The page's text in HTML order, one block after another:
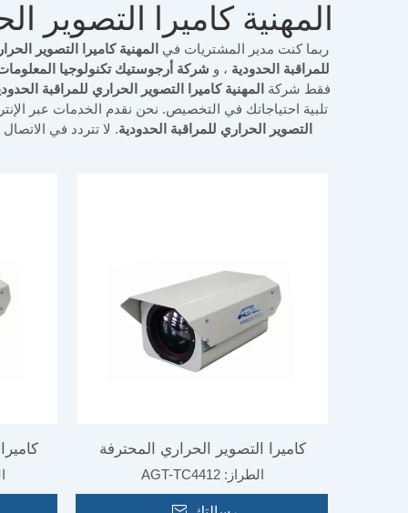
المهنية كاميرا التصوير
ربما كنت مدير المشتريات في المهنية كاميرا التصوير
للمراقبة الحدودية ، و شركة أرجوستيك تكنولوجيا
فقط شركة المهنية كاميرا التصوير الحراري للمراقبة
تلبية احتياجاتك في التخصيص. نحن نقدم الخدمات عبر
التصوير الحراري للمراقبة الحدودية. لا تتردد في
كاميرا التصوير الحراري المحترفة
طويلة المدى فوكس للمراقبة الحدودية
الطراز: AGT-TC4412